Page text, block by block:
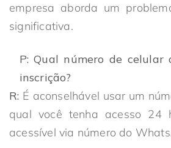
empresa aborda um
significativa.
P: Qual número de celular
inscrição?
R: É aconselhável usar um
qual você tenha acesso 24
acessível via número do